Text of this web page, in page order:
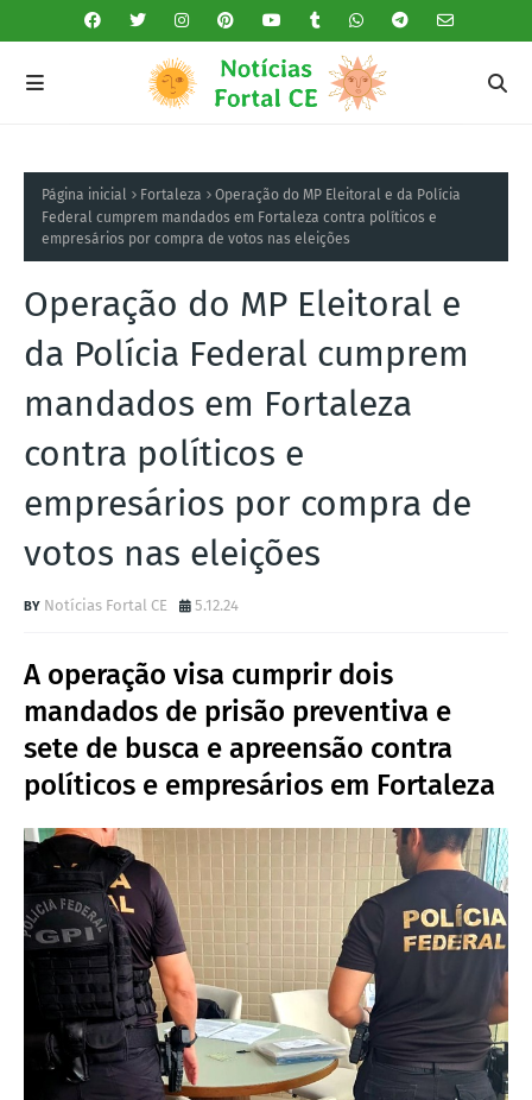
Página inicial Fortaleza
Operação do MP Eleitoral e da Polícia
Federal cumprem mandados em Fortaleza contra políticos e
empresários por compra de votos nas eleições
Operação do MP Eleitoral e
da Polícia Federal cumprem
mandados em Fortaleza
contra políticos e
empresários por compra de
votos nas eleições
Notícias Fortal CE 5.12.24
A operação visa cumprir dois
mandados de prisão preventiva e
sete de busca e apreensão contra
políticos e empresários em Fortaleza